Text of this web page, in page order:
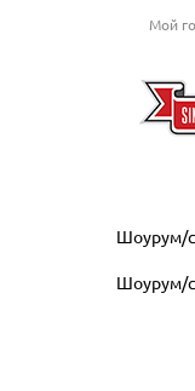
Мой
Шоурум/
Шоурум/